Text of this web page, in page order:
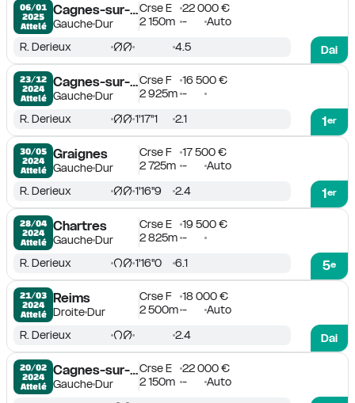
06/01
2025
Attelé
Cagnes-sur-Mer
GaucheDur
Crse E
22 000 €
2 150m -
Auto
Dai
R. Derieux 4.5
23/12
2024
Attelé
Cagnes-sur-Mer
GaucheDur
Crse F
16 500 €
2 925m -
1er
R. Derieux 1'17''1 2.1
30/05
2024
Attelé
Graignes
GaucheDur
Crse F
17 500 €
2 725m - Auto
1er
R. Derieux 1'16''9 2.4
28/04
2024
Attelé
Chartres
GaucheDur
Crse E
19 500 €
2 825m -
5e
R. Derieux 1'16''0 6.1
21/03
2024
Attelé
Reims
DroiteDur
Crse F
18 000 €
2 500m -
Auto
Dai
R. Derieux 2.4
20/02
2024
Attelé
Cagnes-sur-Mer
GaucheDur
Crse E
22 000 €
2 150m - Auto